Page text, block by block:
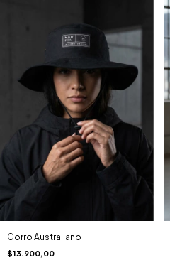
Gorro Australiano
$13.900,00